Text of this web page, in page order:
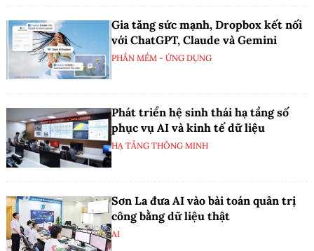
Gia tăng sức mạnh, Dropbox kết nối
với ChatGPT, Claude và Gemini
PHẦN MỀM - ỨNG DỤNG
Phát triển hệ sinh thái hạ tầng số
phục vụ AI và kinh tế dữ liệu
HẠ TẦNG THÔNG MINH
Sơn La đưa AI vào bài toán quản trị
công bằng dữ liệu thật
AI